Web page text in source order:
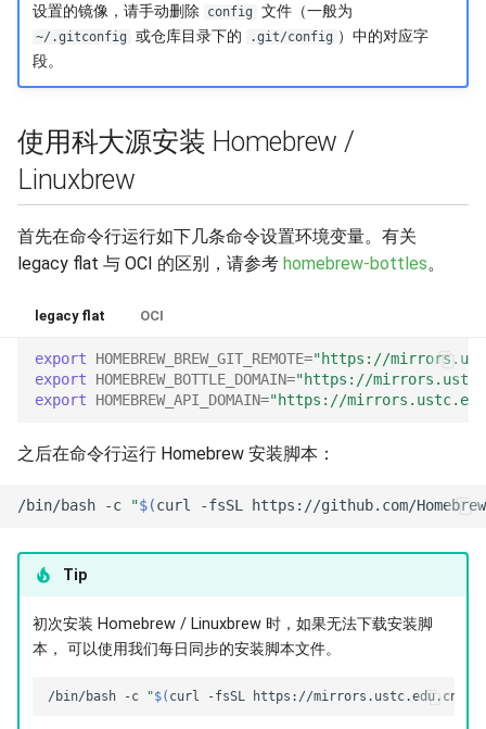
FreeBSD ports
Gentoo Portage
Gentoo Git
ImmortalWrt
Kali Linux
Linux Mint
openEuler
openSUSE
OpenWrt
设置的镜像，请手动删除
config 文件（一般为
~/.gitconfig 或仓库目录下的 .git/config ）中的对应字
段。
使用科大源安装 Homebrew /
Linuxbrew
首先在命令行运行如下几条命令设置环境变量。有关
legacy flat 与 OCI 的区别，请参考 homebrew-bottles。
legacy flat OCI
export HOMEBREW_BREW_GIT_REMOTE="https://
export
HOMEBREW_BOTTLE_DOMAIN="https://
export
HOMEBREW_API_DOMAIN="https://
之后在命令行运行 Homebrew 安装脚本：
/bin/bash -c "$(curl -fsSL https://github.com/
Tip
初次安装 Homebrew / Linuxbrew 时，如果无法下载安装脚
本， 可以使用我们每日同步的安装脚本文件。
/bin/bash -c "$( curl -fsSL https://mirrors.ustc.edu.cn/